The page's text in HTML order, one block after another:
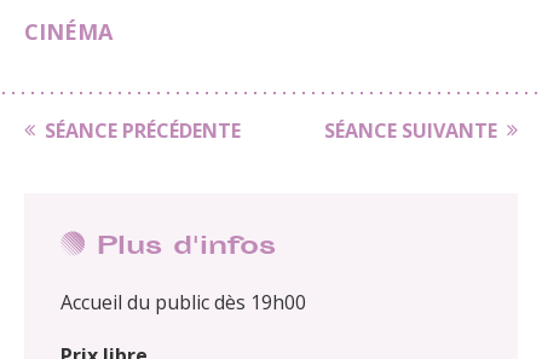
CINÉMA
SÉANCE PRÉCÉDENTE SÉANCE SUIVANTE
Plus d'infos
Accueil du public dès 19h00